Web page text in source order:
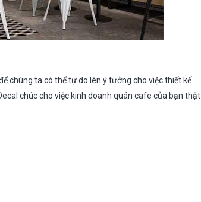
chúng ta có thể tự do lên ý tưởng cho việc thiết kế
chúc cho việc kinh doanh quán cafe của bạn thật